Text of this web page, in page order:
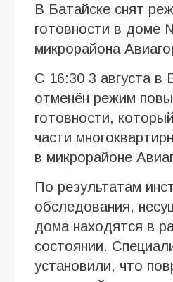
В Батайске снят
готовности в доме
микрорайона
С 16:30 3 августа в
отменён режим
готовности,
части
в микрорайоне
По результатам
обследования,
дома находятся в
состоянии.
установили, что